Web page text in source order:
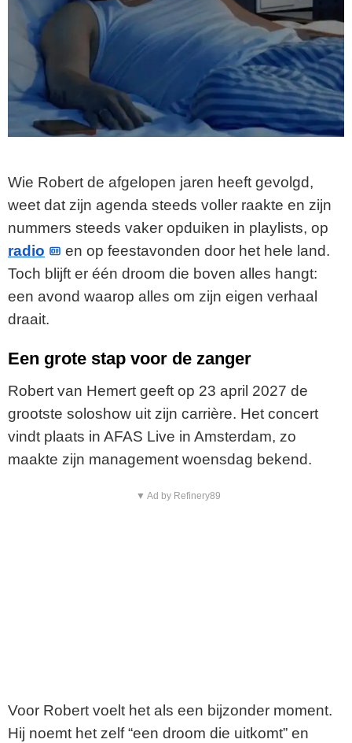
Wie Robert de afgelopen jaren heeft gevolgd,
weet dat zijn agenda steeds voller raakte en zijn
nummers steeds vaker opduiken in playlists, op
radio
en op feestavonden door het hele land.
Toch blijft er één droom die boven alles hangt:
een avond waarop alles om zijn eigen verhaal
draait.
Een grote stap voor de zanger
Robert van Hemert geeft op 23 april 2027 de
grootste soloshow uit zijn carrière. Het concert
vindt plaats in AFAS Live in Amsterdam, zo
maakte zijn management woensdag bekend.
▼ Ad by Refinery89
Voor Robert voelt het als een bijzonder moment.
Hij noemt het zelf “een droom die uitkomt” en